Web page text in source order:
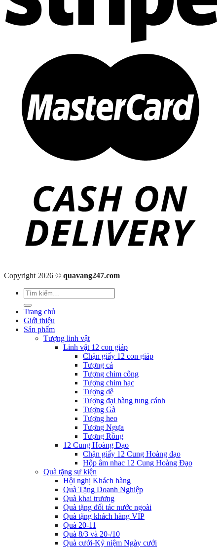
Copyright 2026 © quavang247.com
Tìm
kiếm:
Trang chủ
Giới thiệu
Sản phẩm
Tượng linh vật
Linh vật 12 con giáp
Chặn giấy 12 con giáp
Tượng cá
Tượng chim công
Tượng chim hạc
Tượng dê
Tượng đại bàng tung cánh
Tượng Gà
Tượng heo
Tượng Ngựa
Tượng Rồng
12 Cung Hoàng Đạo
Chặn giấy 12 Cung Hoàng đạo
Hộp âm nhac 12 Cung Hoàng Đạo
Quà tặng sự kiện
Hội nghị Khách hàng
Quà Tặng Doanh Nghiệp
Quà khai trương
Quà tặng đối tác nước ngoài
Quà tặng khách hàng VIP
Quà 20-11
Quà 8/3 và 20-/10
Quà cưới-Kỷ niệm Ngày cưới